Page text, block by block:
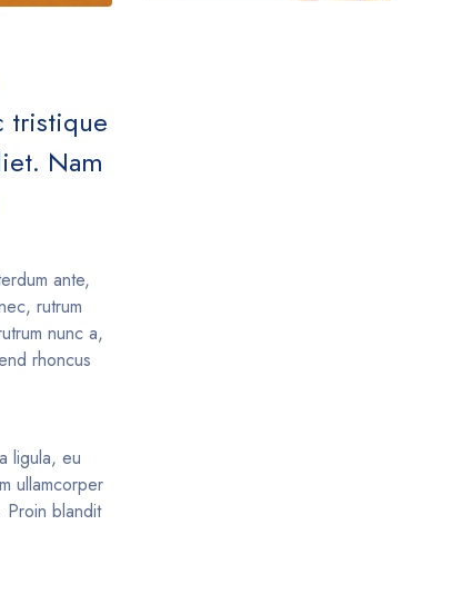
tristique
Nam
ante,
rutrum
nunc a,
rhoncus
ligula, eu
ullamcorper
Proin blandit